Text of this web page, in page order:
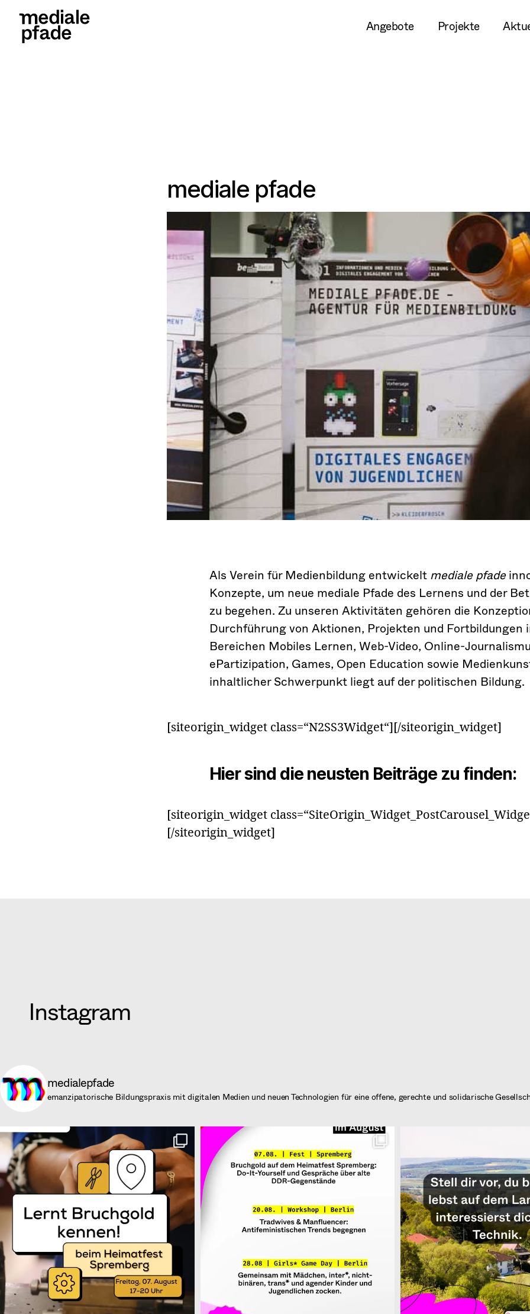
Angebote Projekte
mediale pfade
Als Verein für Medienbildung entwickeltmediale pfade
Konzepte, um neue mediale Pfade des Lernens und der
zu begehen. Zu unseren Aktivitäten gehören die
Durchführung von Aktionen, Projekten und Fortbildungen
Bereichen Mobiles Lernen, Web-Video, Online-
ePartizipation, Games, Open Education sowie
inhaltlicher Schwerpunkt liegt auf der politischen Bildung.
[siteorigin_widget class=“N2SS3Widget“][/siteorigin_widget]
Hier sind die neusten Beiträge zu finden:
[siteorigin_widget
[/siteorigin_widget]
Instagram
medialepfade
emanzipatorische Bildungspraxis mit digitalen Medien und neuen Technologien für eine offene, gerechte und solidarische